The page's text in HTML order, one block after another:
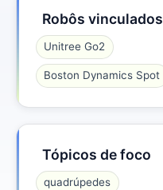
Robôs vinculados
Unitree Go2
Boston Dynamics Spot
Tópicos de foco
quadrúpedes